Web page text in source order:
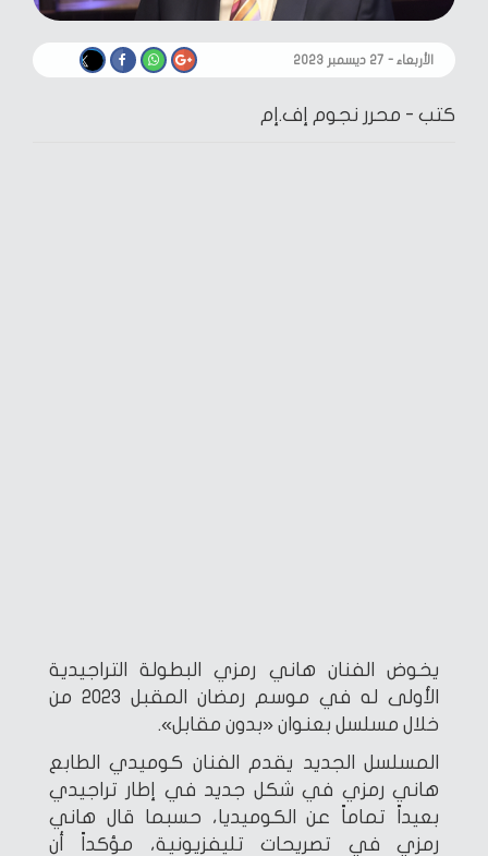
الأربعاء - ٢٧ ديسمبر ٢٠٢٣
كتب - محرر نجوم إف.إم
يخوض الفنان هاني رمزي البطولة التراجيدية
الأولى له في موسم رمضان المقبل 2023 من
خلال مسلسل بعنوان «بدون مقابل».
المسلسل الجديد يقدم الفنان كوميدي الطابع
هاني رمزي في شكل جديد في إطار تراجيدي
بعيداً تماماً عن الكوميديا، حسبما قال هاني
رمزي في تصريحات تليفزيونية، مؤكداً أن